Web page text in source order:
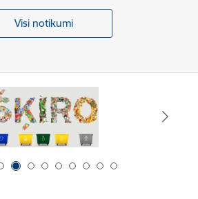
Visi notikumi